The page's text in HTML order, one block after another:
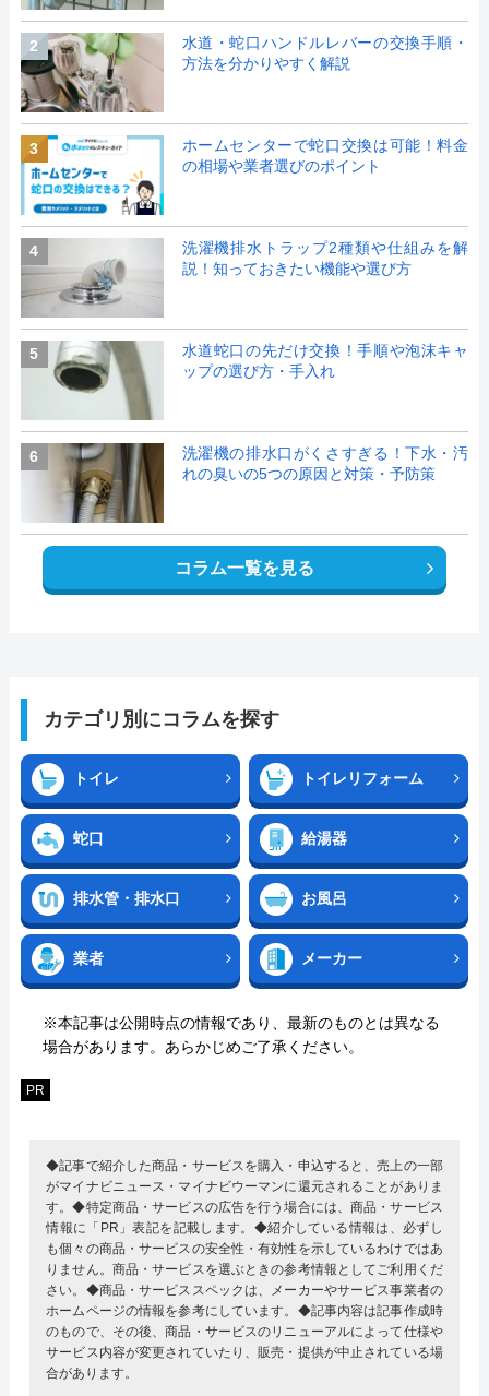
2
水道・蛇口ハンドルレバーの交換手順・
方法を分かりやすく解説
3
ホームセンターで蛇口交換は可能！料金
の相場や業者選びのポイント
4
洗濯機排水トラップ2種類や仕組みを解
説！知っておきたい機能や選び方
5
水道蛇口の先だけ交換！手順や泡沫キャ
ップの選び方・手入れ
6
洗濯機の排水口がくさすぎる！下水・汚
れの臭いの5つの原因と対策・予防策
コラム一覧を見る
カテゴリ別にコラムを探す
トイレ トイレリフォーム
蛇口 給湯器
排水管・排水口 お風呂
業者 メーカー
※本記事は公開時点の情報であり、最新のものとは異なる
場合があります。あらかじめご了承ください。
PR
◆記事で紹介した商品・サービスを購入・申込すると、売上の一部
がマイナビニュース・マイナビウーマンに還元されることがありま
す。◆特定商品・サービスの広告を行う場合には、商品・サービス
情報に「PR」表記を記載します。◆紹介している情報は、必ずし
も個々の商品・サービスの安全性・有効性を示しているわけではあ
りません。商品・サービスを選ぶときの参考情報としてご利用くだ
さい。◆商品・サービススペックは、メーカーやサービス事業者の
ホームページの情報を参考にしています。◆記事内容は記事作成時
のもので、その後、商品・サービスのリニューアルによって仕様や
サービス内容が変更されていたり、販売・提供が中止されている場
合があります。